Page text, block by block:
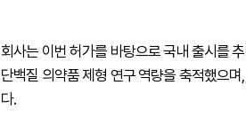
회사는 이번 허가를 바탕으로 국내 출시를
단백질 의약품 제형 연구 역량을 축적했으
다.